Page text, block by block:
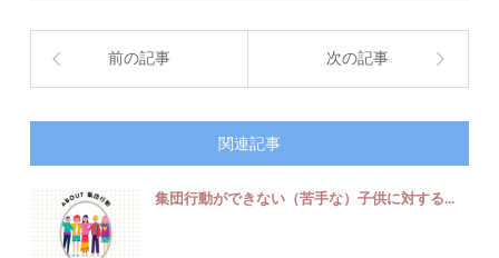
前の記事 次の記事
関連記事
集団行動ができない（苦手な）子供に対する...